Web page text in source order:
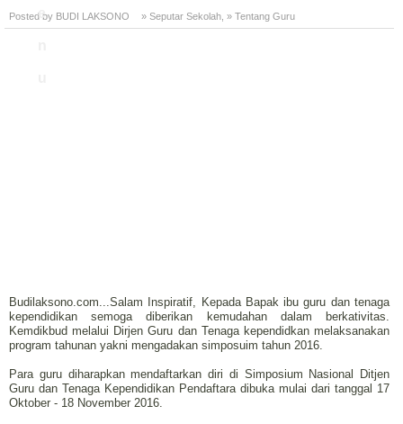
e
Posted by BUDI LAKSONO » Seputar Sekolah » Tentang Guru
Budilaksono.com...Salam Inspiratif, Kepada Bapak ibu guru dan tenaga
kependidikan semoga diberikan kemudahan dalam berkativitas.
Kemdikbud melalui Dirjen Guru dan Tenaga kependidkan melaksanakan
program tahunan yakni mengadakan simposuim tahun 2016.
Para guru diharapkan mendaftarkan diri di Simposium Nasional Ditjen
Guru dan Tenaga Kependidikan Pendaftara dibuka mulai dari tanggal 17
Oktober - 18 November 2016.